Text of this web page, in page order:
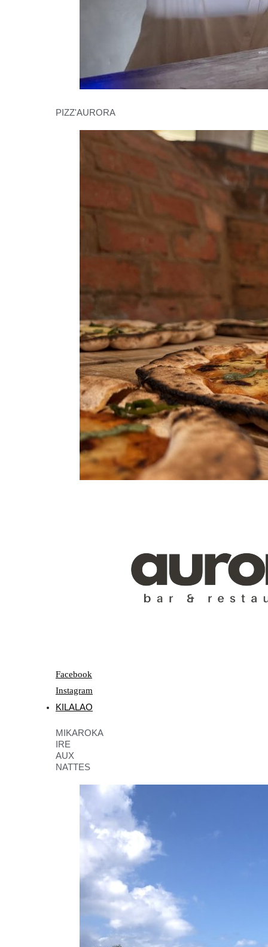
PIZZ'AURORA
Facebook
Instagram
KILALAO
MIKAROKA
IRE
AUX
NATTES